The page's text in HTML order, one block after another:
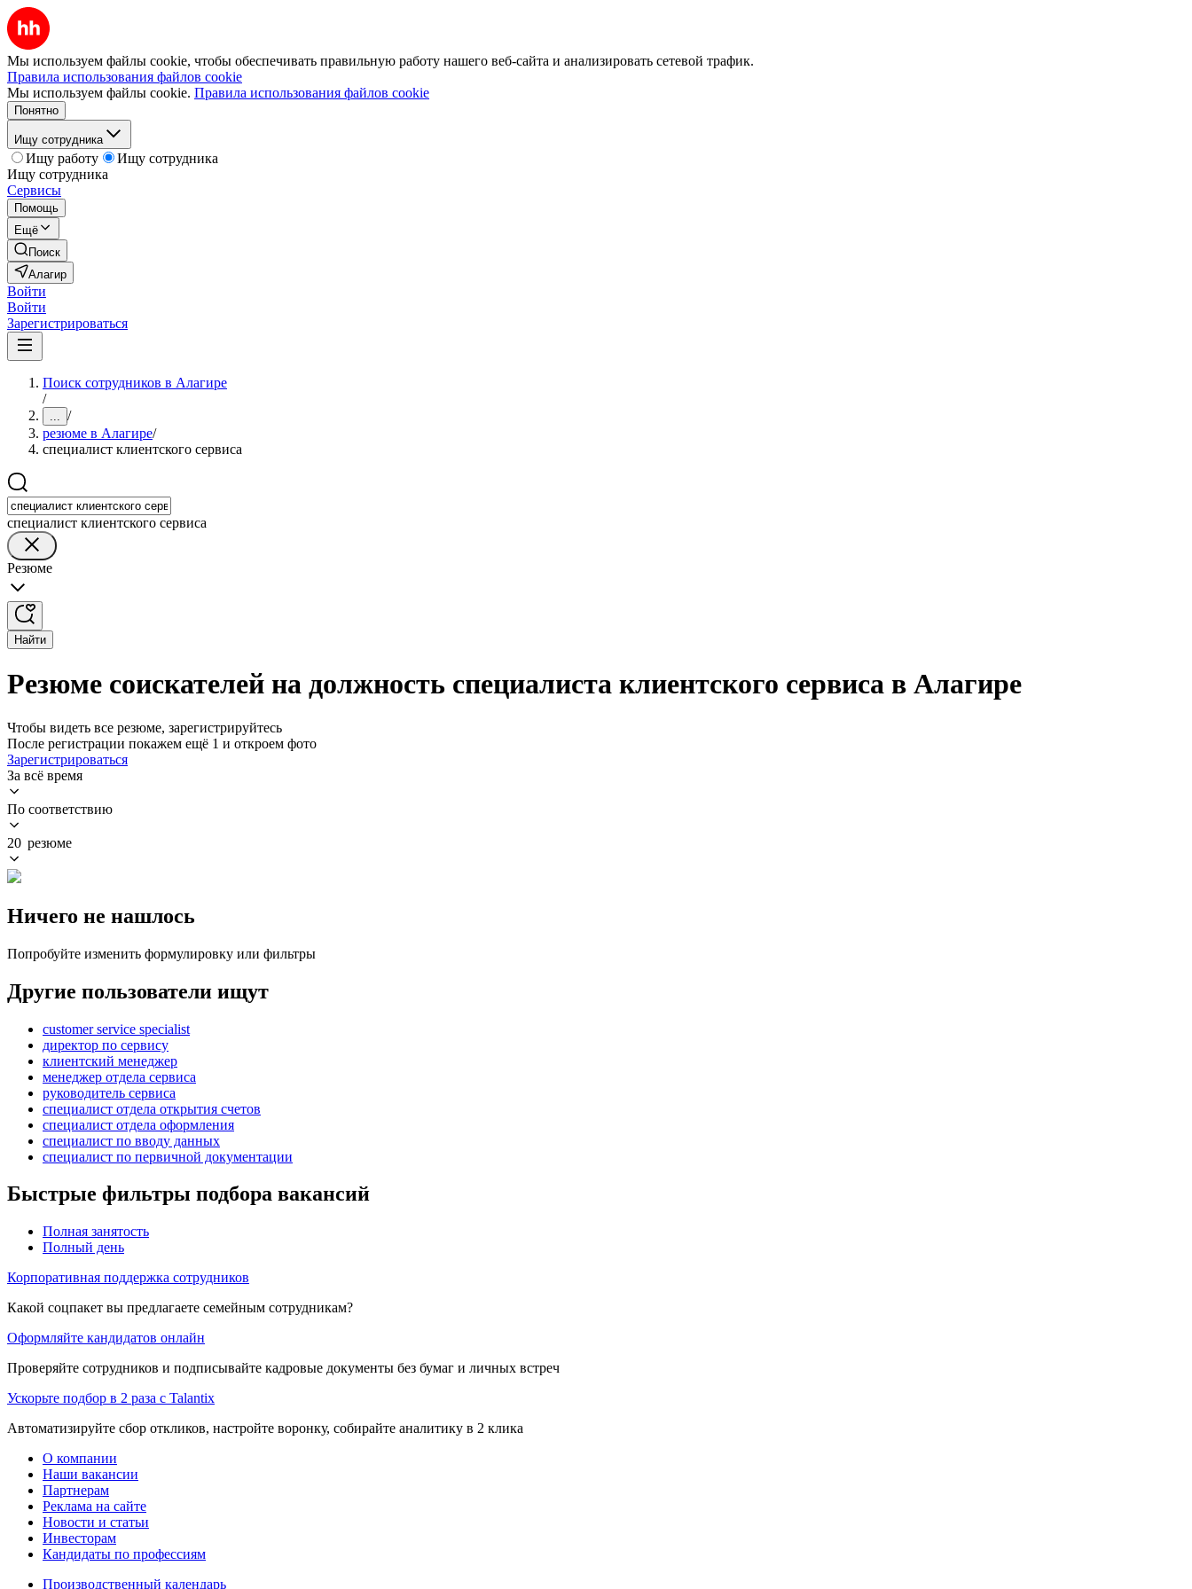
Мы используем файлы cookie, чтобы обеспечивать правильную работу нашего веб-сайта и анализировать сетевой трафик.
Правила использования файлов cookie
Мы используем файлы cookie. Правила использования файлов cookie
Понятно
Ищу сотрудника
Ищу работу
Ищу сотрудника
Ищу сотрудника
Сервисы
Помощь
Ещё
Поиск
Алагир
Войти
Войти
Зарегистрироваться
Поиск сотрудников в Алагире
/
... /
резюме в Алагире/
специалист клиентского сервиса
специалист клиентского сервиса
Резюме
Найти
Резюме соискателей на должность специалиста клиентского сервиса в Алагире
Чтобы видеть все резюме, зарегистрируйтесь
После регистрации покажем ещё 1 и откроем фото
Зарегистрироваться
За всё время
По соответствию
20 резюме
Ничего не нашлось
Попробуйте изменить формулировку или фильтры
Другие пользователи ищут
customer service specialist
директор по сервису
клиентский менеджер
менеджер отдела сервиса
руководитель сервиса
специалист отдела открытия счетов
специалист отдела оформления
специалист по вводу данных
специалист по первичной документации
Быстрые фильтры подбора вакансий
Полная занятость
Полный день
Корпоративная поддержка сотрудников
Какой соцпакет вы предлагаете семейным сотрудникам?
Оформляйте кандидатов онлайн
Проверяйте сотрудников и подписывайте кадровые документы без бумаг и личных встреч
Ускорьте подбор в 2 раза с Talantix
Автоматизируйте сбор откликов, настройте воронку, собирайте аналитику в 2 клика
О компании
Наши вакансии
Партнерам
Реклама на сайте
Новости и статьи
Инвесторам
Кандидаты по профессиям
Производственный календарь